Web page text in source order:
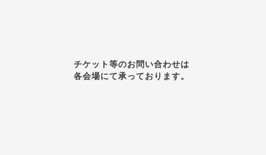
チケット等のお問い合わせは
各会場にて承っております。